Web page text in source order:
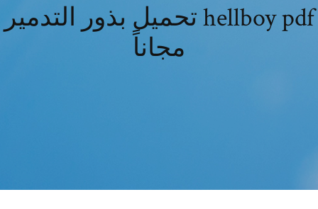
تحميل بذور التدمير hellboy pdf
مجاناً